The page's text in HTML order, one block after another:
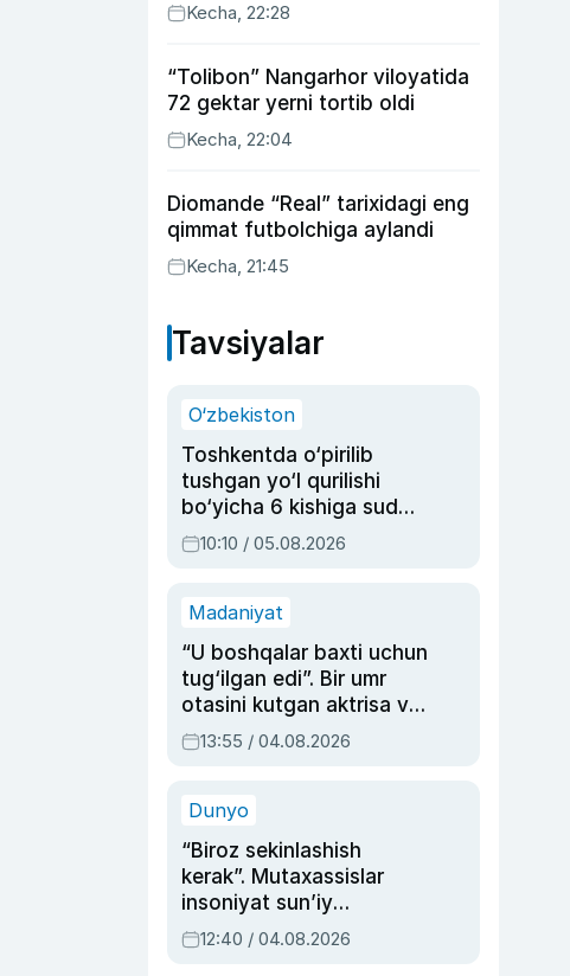
Kecha, 22:28
“Tolibon” Nangarhor viloyatida
72 gektar yerni tortib oldi
Kecha, 22:04
Diomande “Real” tarixidagi eng
qimmat futbolchiga aylandi
Kecha, 21:45
Tavsiyalar
O‘zbekiston
Toshkentda o‘pirilib
tushgan yo‘l qurilishi
bo‘yicha 6 kishiga sud
hukmi o‘qildi
10:10 / 05.08.2026
Madaniyat
“U boshqalar baxti uchun
tug‘ilgan edi”. Bir umr
otasini kutgan aktrisa va
dublyaj ustasi Rimma
Ahmedovaning
13:55 / 04.08.2026
Dunyo
“Biroz sekinlashish
kerak”. Mutaxassislar
insoniyat sun’iy
intellektni boshqara
olmay qolishidan xavotir
12:40 / 04.08.2026